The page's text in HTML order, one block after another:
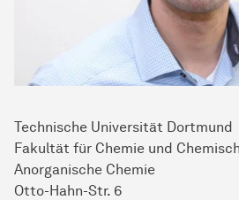
Technische Universität Dortmund
Fakultät für Chemie und
Anorganische Chemie
Otto-Hahn-Str. 6